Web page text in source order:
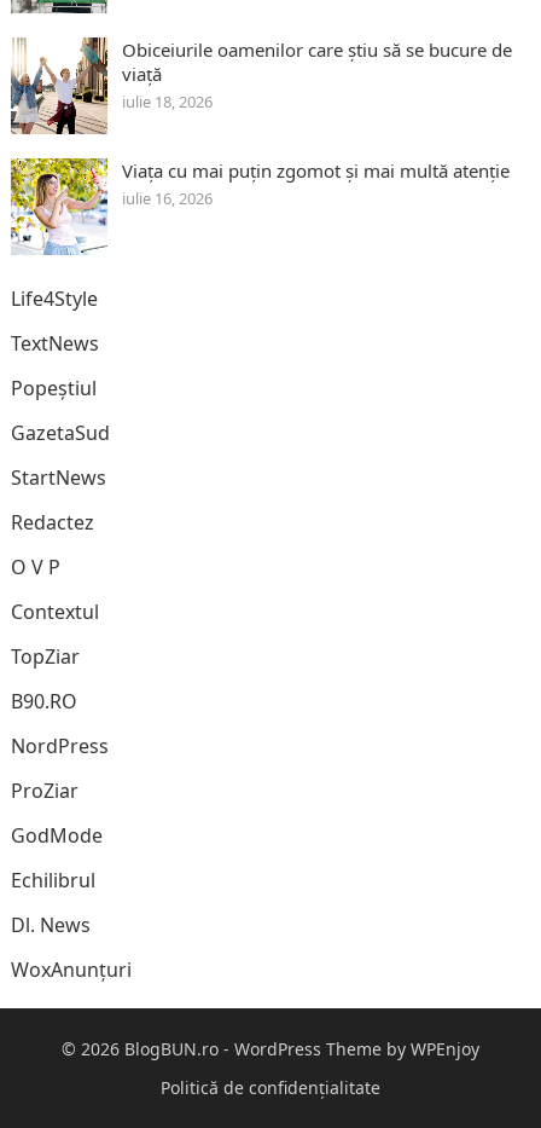
Obiceiurile oamenilor care știu să se bucure de
viață
iulie 18, 2026
Viața cu mai puțin zgomot și mai multă atenție
iulie 16, 2026
Life4Style
TextNews
Popeștiul
GazetaSud
StartNews
Redactez
O V P
Contextul
TopZiar
B90.RO
NordPress
ProZiar
GodMode
Echilibrul
Dl. News
WoxAnunțuri
© 2026 BlogBUN.ro - WordPress Theme by WPEnjoy
Politică de confidențialitate